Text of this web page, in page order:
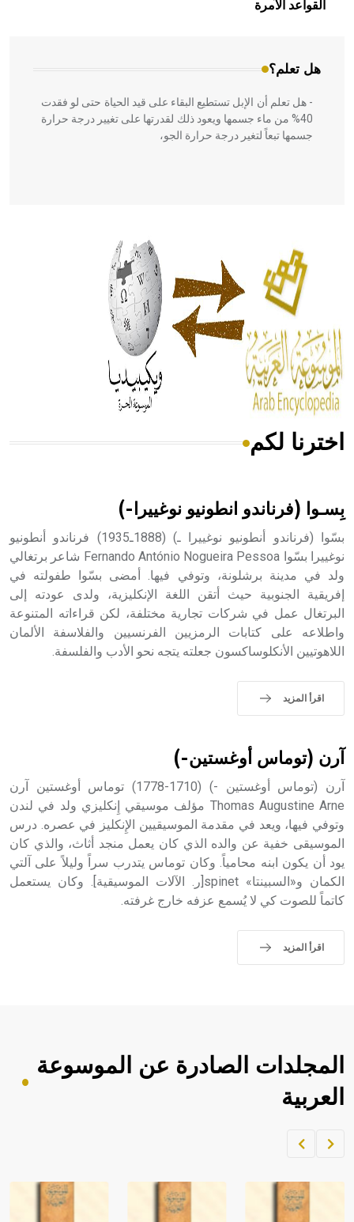
القواعد الآمرة
هل تعلم؟
المعمار على بناء مداميكه وخاصة في الواجهات
- هل تعلم أن الإبل تستطيع البقاء على قيد الحياة حتى لو فقدت
40% من ماء جسمها ويعود ذلك لقدرتها على تغيير درجة حرارة
جسمها تبعاً لتغير درجة حرارة الجو،
الحكم، الأدلة، تنظيم التغذية، ورسالته في جروح الرأس. ويعود
له الفضل بأنه حرر الطب من الدين والفلسفة.
- هل تعلم أن المرجان إفراز حيواني يتكون في البحر ويتركب
من مادة كربونات الكلسيوم، وهو أحمر أو شديد الحمرة وهو
أجود أنواعه، ويمتاز بكبر الحجم ويسمى الش
هل تعلم أن الأبسيد كلمة فرنسية اللفظ تم اعتمادها مصطلحاً
- هل تعلم أن أبجر Abgar اسم معروف جيداً يعود إلى عدد من
الملوك الذين حكموا مدينة إديسا (الرها) من أبجر الأول وحتى
التاسع، وهم ينتسبون إلى أسرة أوسروين
اخترنا لكم
بِسـوا (فرناندو انطونيو نوغييرا-)
بسّوا (فرناندو أنطونيو نوغييرا ـ) (1888ـ1935) فرناندو أنطونيو
نوغييرا بسّوا Fernando António Nogueira Pessoa شاعر برتغالي
ولد في مدينة برشلونة، وتوفي فيها. أمضى بسّوا طفولته في
إفريقية الجنوبية حيث أتقن اللغة الإنكليزية، ولدى عودته إلى
البرتغال عمل في شركات تجارية مختلفة، لكن قراءاته المتنوعة
واطلاعه على كتابات الرمزيين الفرنسيين والفلاسفة الألمان
اللاهوتيين الأنكلوساكسون جعلته يتجه نحو الأدب والفلسفة.
اقرأ المزيد
آرن (توماس أوغستين-)
آرن (توماس أوغستين -) (1710-1778) توماس أوغستين آرن
Thomas Augustine Arne مؤلف موسيقي إِنكليزي ولد في لندن
وتوفي فيها، ويعد في مقدمة الموسيقيين الإِنكليز في عصره. درس
الموسيقى خفية عن والده الذي كان يعمل منجد أثاث، والذي كان
يود أن يكون ابنه محامياً. وكان توماس يتدرب سراً وليلاً على آلتي
الكمان و«السبينتا» spinet[ر. الآلات الموسيقية]. وكان يستعمل
كاتماً للصوت كي لا يُسمع عزفه خارج غرفته.
اقرأ المزيد
المجلدات الصادرة عن الموسوعة
العربية